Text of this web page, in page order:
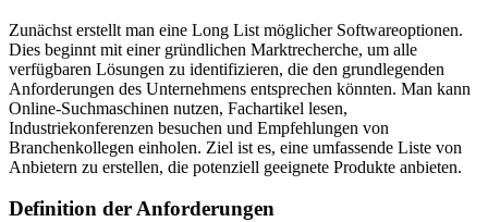
Zunächst erstellt man eine Long List möglicher Softwareoptionen.
Dies beginnt mit einer gründlichen Marktrecherche, um alle
verfügbaren Lösungen zu identifizieren, die den grundlegenden
Anforderungen des Unternehmens entsprechen könnten. Man kann
Online-Suchmaschinen nutzen, Fachartikel lesen,
Industriekonferenzen besuchen und Empfehlungen von
Branchenkollegen einholen. Ziel ist es, eine umfassende Liste von
Anbietern zu erstellen, die potenziell geeignete Produkte anbieten.
Definition der Anforderungen